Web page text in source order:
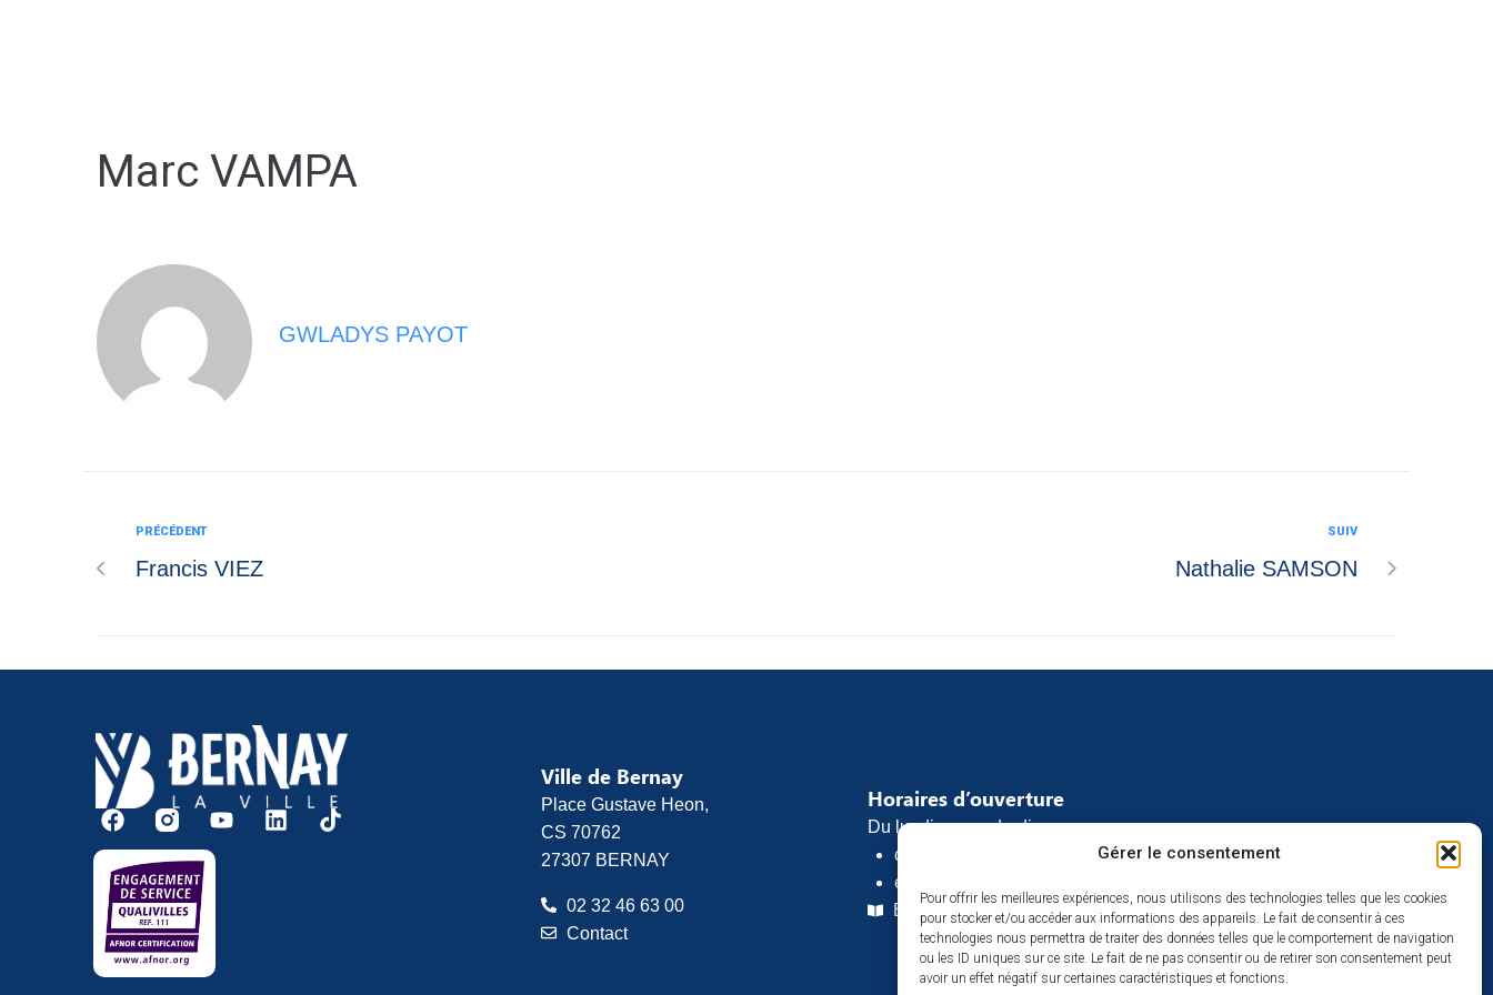
Gérer le consentement
Pour offrir les meilleures expériences, nous utilisons des technologies telles que les cookies
pour stocker et/ou accéder aux informations des appareils. Le fait de consentir à ces
technologies nous permettra de traiter des données telles que le comportement de navigation
ou les ID uniques sur ce site. Le fait de ne pas consentir ou de retirer son consentement peut
avoir un effet négatif sur certaines caractéristiques et fonctions.
Marc VAMPA
GWLADYS PAYOT
PRÉCÉDENT
Francis VIEZ
SUIV
Nathalie SAMSON
Ville de Bernay
Place Gustave Heon,
CS 70762
27307 BERNAY
02 32 46 63 00
Contact
Horaires d’ouverture
Du lundi au vendredi :
de 8h30 à 12h
et de 13h30 à 17h
Espace presse